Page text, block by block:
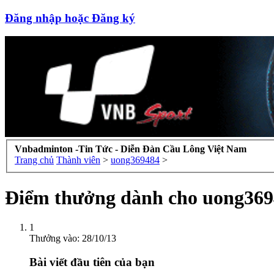
Đăng nhập hoặc Đăng ký
Vnbadminton -Tin Tức - Diễn Đàn Cầu Lông Việt Nam
Trang chủ Thành viên > uong369484 >
Điểm thưởng dành cho
1
Thưởng vào: 28/10/13
Bài viết đầu tiên của bạn